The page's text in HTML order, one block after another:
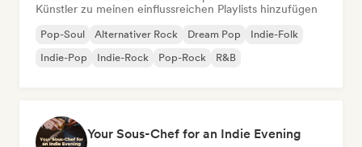
Künstler zu meinen einflussreichen Playlists hinzufügen
Pop-Soul Alternativer Rock Dream Pop
Indie-Folk
Indie-Pop
Indie-Rock Pop-Rock R&B
Your Sous-Chef for an Indie Evening